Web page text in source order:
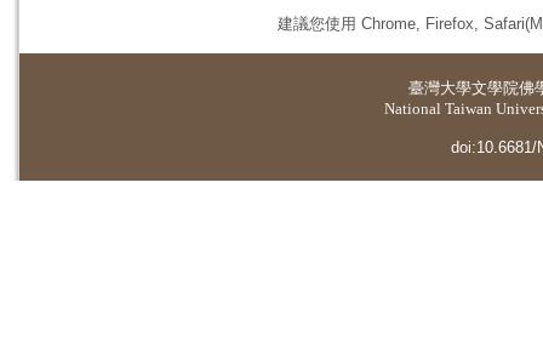
建議您使用 Chrome, Firefox,
臺灣大學文學院佛
National Taiwan
doi:10.6681/